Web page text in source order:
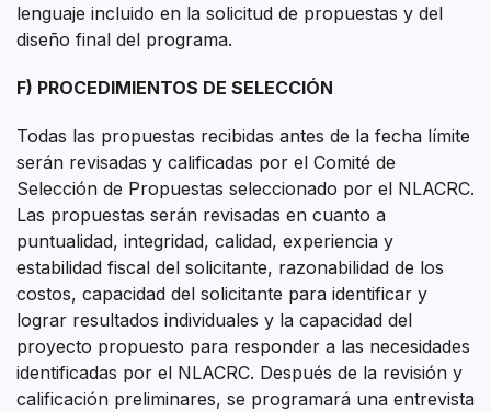
lenguaje incluido en la solicitud de propuestas y del
diseño final del programa.
F) PROCEDIMIENTOS DE SELECCIÓN
Todas las propuestas recibidas antes de la fecha límite
serán revisadas y calificadas por el Comité de
Selección de Propuestas seleccionado por el NLACRC.
Las propuestas serán revisadas en cuanto a
puntualidad, integridad, calidad, experiencia y
estabilidad fiscal del solicitante, razonabilidad de los
costos, capacidad del solicitante para identificar y
lograr resultados individuales y la capacidad del
proyecto propuesto para responder a las necesidades
identificadas por el NLACRC. Después de la revisión y
calificación preliminares, se programará una entrevista